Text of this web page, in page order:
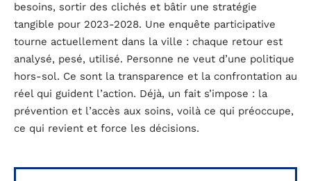
besoins, sortir des clichés et bâtir une stratégie
tangible pour 2023-2028. Une enquête participative
tourne actuellement dans la ville : chaque retour est
analysé, pesé, utilisé. Personne ne veut d’une politique
hors-sol. Ce sont la transparence et la confrontation au
réel qui guident l’action. Déjà, un fait s’impose : la
prévention et l’accès aux soins, voilà ce qui préoccupe,
ce qui revient et force les décisions.